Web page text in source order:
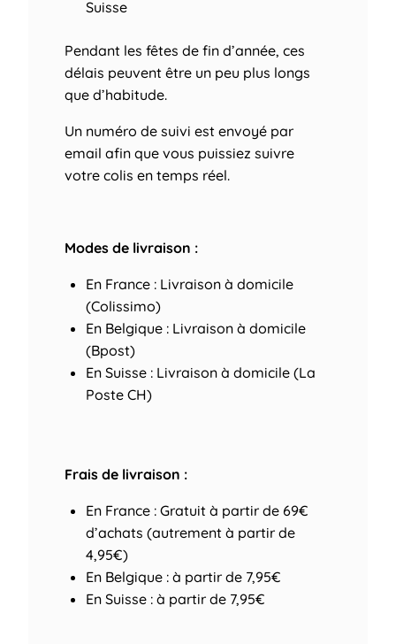
Suisse
Pendant les fêtes de fin d’année, ces
délais peuvent être un peu plus longs
que d’habitude.
Un numéro de suivi est envoyé par
email afin que vous puissiez suivre
votre colis en temps réel.
Modes de livraison :
En France : Livraison à domicile
(Colissimo)
En Belgique : Livraison à domicile
(Bpost)
En Suisse : Livraison à domicile (La
Poste CH)
Frais de livraison :
En France : Gratuit à partir de 69€
d’achats (autrement à partir de
4,95€)
En Belgique : à partir de 7,95€
En Suisse : à partir de 7,95€